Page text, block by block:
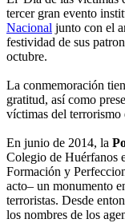
tercer gran evento
Nacional junto con el
festividad de sus
octubre.
La conmemoración
gratitud, así como
víctimas del
En junio de 2014, la
Colegio de Huérfanos
Formación y
acto– un monumento
terroristas. Desde
los nombres de los